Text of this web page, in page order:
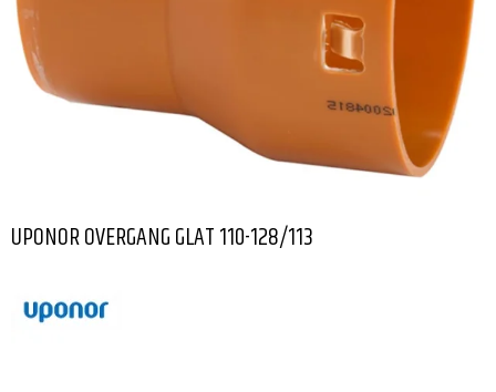
UPONOR OVERGANG GLAT 110-128/113